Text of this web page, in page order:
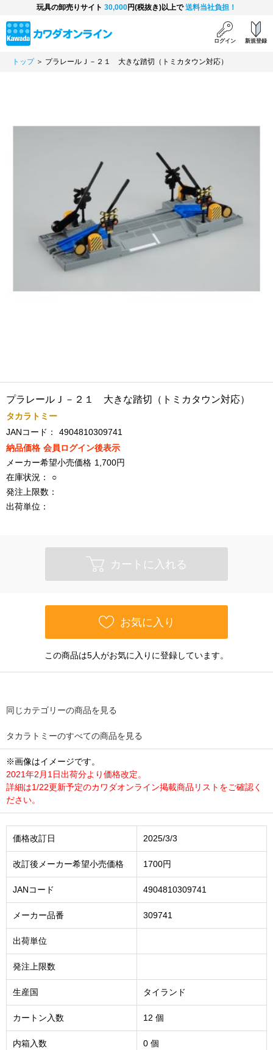
玩具の卸売りサイト 30,000円(税抜き)以上で送料当社負担！
ログイン 新規登録
トップ＞ プラレールＪ－２１ 大きな踏切（トミカタウン対応）
プラレールＪ－２１ 大きな踏切（トミカタウン対応）
タカラトミー
JANコード：
4904810309741
納品価格 会員ログイン後表示
メーカー希望小売価格 1,700円
在庫状況：
○
発注上限数：
出荷単位：
カートに入れる
お気に入り
この商品は5人がお気に入りに登録しています。
同じカテゴリーの商品を見る
タカラトミーのすべての商品を見る
※画像はイメージです。
2021年2月1日出荷分より価格改定。
詳細は1/22更新予定のカワダオンライン掲載商品リストをご確認く
ださい。
価格改訂日 2025/3/3
改訂後メーカー希望小売価格 1700円
JANコード 4904810309741
メーカー品番 309741
出荷単位
発注上限数
生産国 タイランド
カートン入数 12 個
内箱入数 0 個